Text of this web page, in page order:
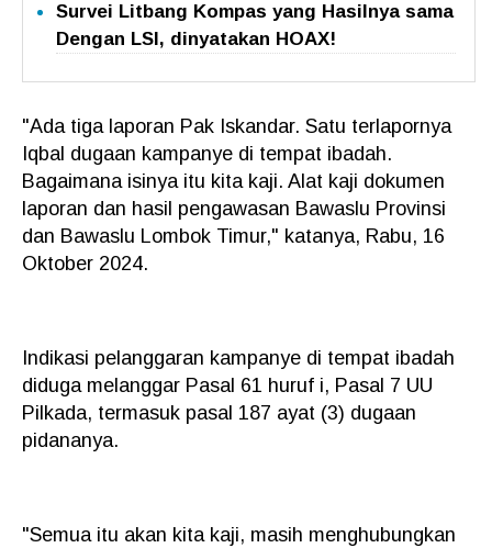
Survei Litbang Kompas yang Hasilnya sama
Dengan LSI, dinyatakan HOAX!
"Ada tiga laporan Pak Iskandar. Satu terlapornya
Iqbal dugaan kampanye di tempat ibadah.
Bagaimana isinya itu kita kaji. Alat kaji dokumen
laporan dan hasil pengawasan Bawaslu Provinsi
dan Bawaslu Lombok Timur," katanya, Rabu, 16
Oktober 2024.
Indikasi pelanggaran kampanye di tempat ibadah
diduga melanggar Pasal 61 huruf i, Pasal 7 UU
Pilkada, termasuk pasal 187 ayat (3) dugaan
pidananya.
"Semua itu akan kita kaji, masih menghubungkan